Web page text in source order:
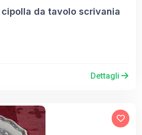
cipolla da tavolo scrivania
Dettagli